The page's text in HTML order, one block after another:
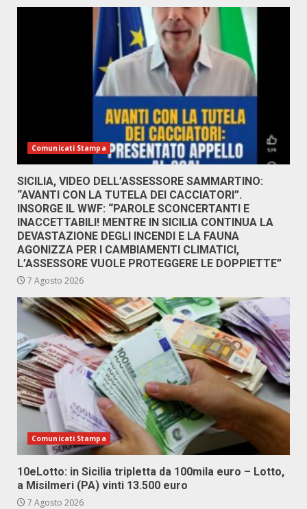
Comunicati Stampa
SICILIA, VIDEO DELL’ASSESSORE SAMMARTINO:
“AVANTI CON LA TUTELA DEI CACCIATORI”.
INSORGE IL WWF: “PAROLE SCONCERTANTI E
INACCETTABILI! MENTRE IN SICILIA CONTINUA LA
DEVASTAZIONE DEGLI INCENDI E LA FAUNA
AGONIZZA PER I CAMBIAMENTI CLIMATICI,
L’ASSESSORE VUOLE PROTEGGERE LE DOPPIETTE”
7 Agosto 2026
Comunicati Stampa
10eLotto: in Sicilia tripletta da 100mila euro – Lotto,
a Misilmeri (PA) vinti 13.500 euro
7 Agosto 2026